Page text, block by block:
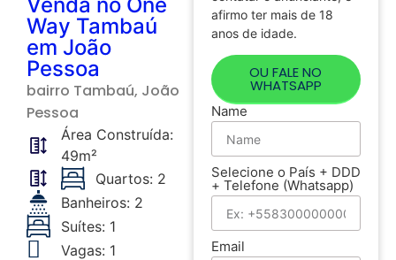
Way Tambaú
em João
Pessoa
bairro Tambaú, João
Pessoa
Área Construída:
49m²
Quartos: 2
Banheiros: 2
Suítes: 1
Vagas: 1
afirmo ter mais de 18
anos de idade.
OU FALE NO
WHATSAPP
Name
Selecione o País + DDD
+ Telefone (Whatsapp)
Email